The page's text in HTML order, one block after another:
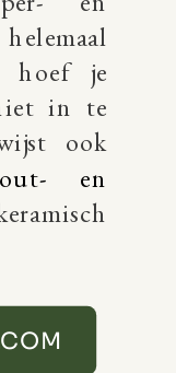
hoef je
in te
ook
en